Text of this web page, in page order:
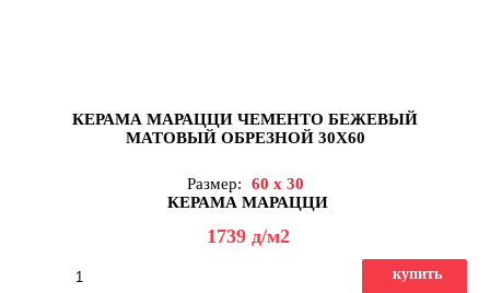
КЕРАМА МАРАЦЦИ ЧЕМЕНТО БЕЖЕВЫЙ
МАТОВЫЙ ОБРЕЗНОЙ 30X60
Размер:
60 x 30
КЕРАМА МАРАЦЦИ
1739 д/м2
купить